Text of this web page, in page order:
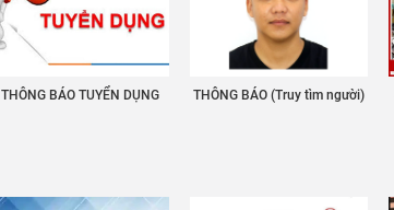
THÔNG BÁO TUYỂN DỤNG THÔNG BÁO (Truy tìm người)